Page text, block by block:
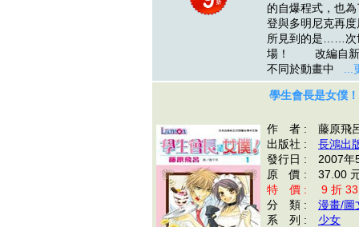
的自爆程式，也
登與多明尼克再
所見到的是……次
場！ 改編自新
不同於動畫中
學生會長是女僕
作 者 : 藤原飛
出版社 : 長鴻出
發行日 : 2007年
原 價 : 37.00
特 價 : 9 折
分 類 : 漫畫/圖
系 列 : 少女